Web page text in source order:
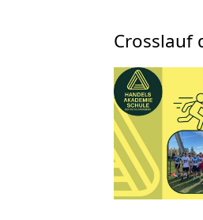
Crosslauf